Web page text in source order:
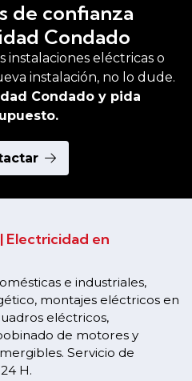
de confianza
Condado
instalaciones eléctricas o
instalación, no lo dude.
Condado y pida
Electricidad en
e industriales,
montajes eléctricos en
eléctricos,
de motores y
Servicio de
H.